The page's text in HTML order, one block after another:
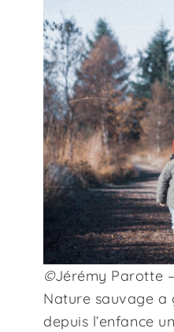
©Jérémy Parotte
Nature sauvage a
depuis l’enfance